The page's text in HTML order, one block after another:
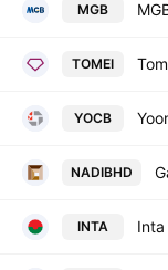
MGB
TOMEI
YOCB
NADIBHD
INTA